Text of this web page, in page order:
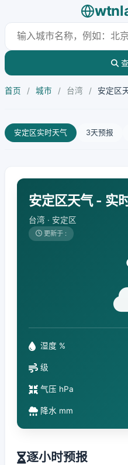
查
首页 / 城市 / 台湾 / 安定区
安定区实时天气 3天预报
安定区天气 - 实
台湾 · 安定区
更新于 :
湿度 %
级
气压 hPa
降水 mm
逐小时预报